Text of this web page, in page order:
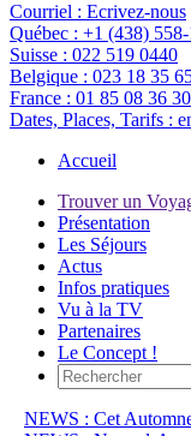
Courriel : Ecrivez-nous
Québec : +1 (438)
Suisse : 022 519 0440
Belgique : 023 18 35
France : 01 85 08 36 30
Dates, Places, Tarifs :
Accueil
Trouver un
Présentation
Les Séjours
Actus
Infos pratiques
Vu à la TV
Partenaires
Le Concept !
NEWS : Cet